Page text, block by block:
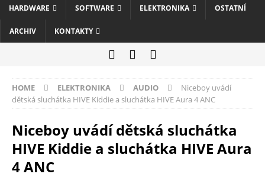
HARDWARE SOFTWARE ELEKTRONIKA OSTATNÍ
ARCHIV KONTAKTY
HOME ELEKTRONIKA AUDIO
Niceboy uvádí
dětská sluchátka HIVE Kiddie a sluchátka HIVE Aura 4 ANC
Niceboy uvádí dětská sluchátka
HIVE Kiddie a sluchátka HIVE Aura
4 ANC